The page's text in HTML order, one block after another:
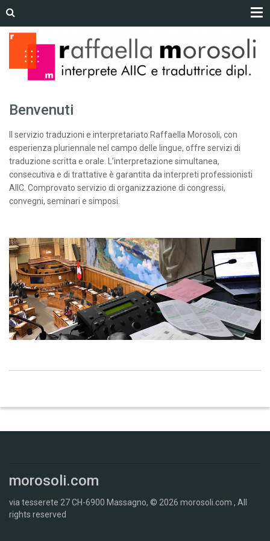
Benvenuti
Il servizio traduzioni e interpretariato Raffaella Morosoli, con
esperienza pluriennale nel campo delle lingue, offre servizi di
traduzione scritta e orale. L’interpretazione simultanea,
consecutiva e di trattative è garantita da interpreti professionisti
AIIC. Comprovato servizio di organizzazione di congressi,
convegni, seminari e simposi.
morosoli.com
via tesserete 27 CH-6900 Massagno, © 2026 morosoli.com , All
rights reserved